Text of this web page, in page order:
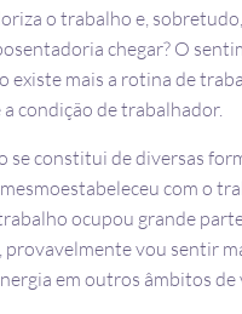
o trabalho e,
chegar? O
existe mais a rotina de
condição de trabalhador.
se constitui de diversas
com o
ocupou grande
vou sentir
em outros âmbitos de